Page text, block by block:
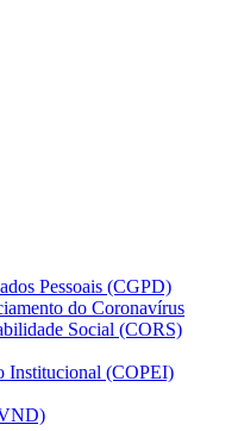
Pessoais (CGPD)
do Coronavírus
Social (CORS)
Institucional (COPEI)